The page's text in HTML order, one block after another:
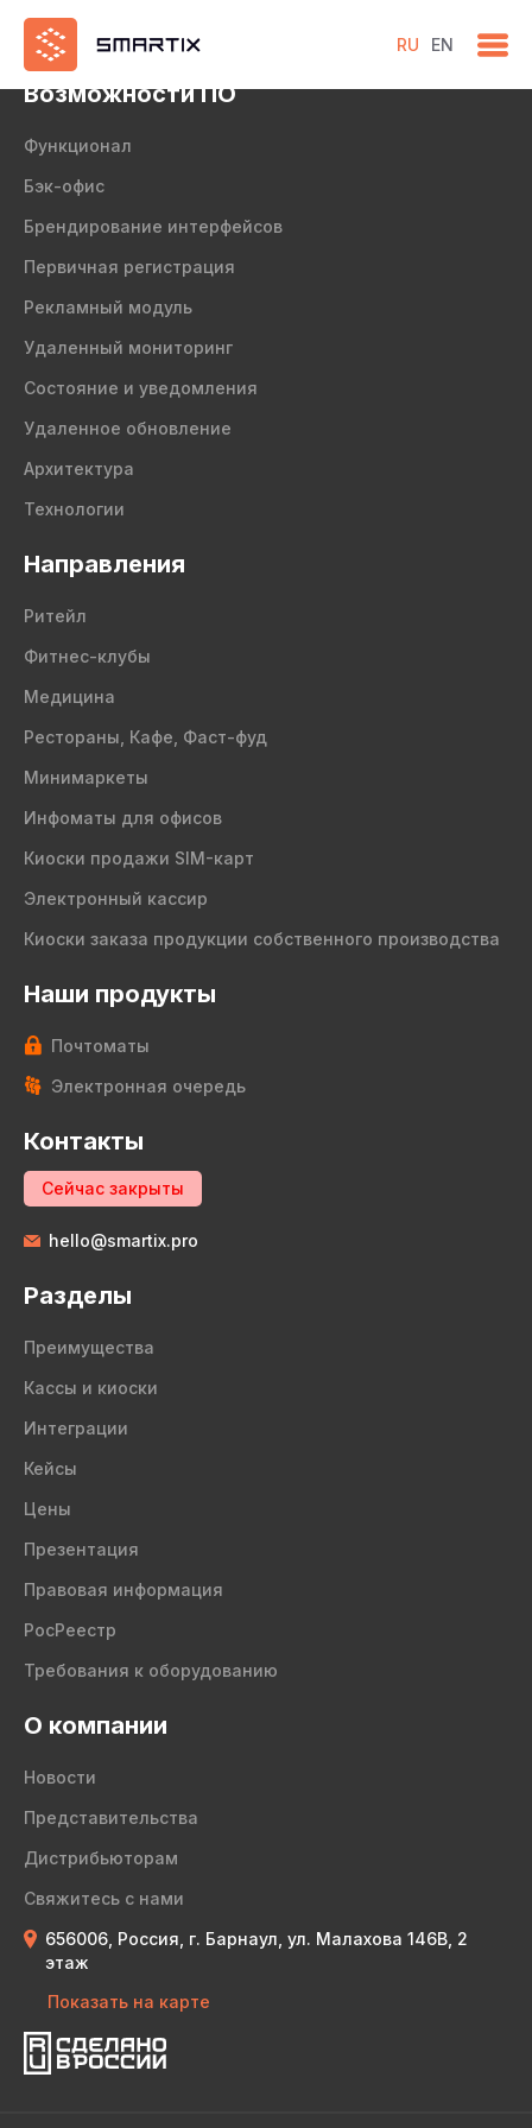
RU EN
test
Возможности ПО
Функционал
Бэк-офис
Брендирование интерфейсов
Первичная регистрация
Рекламный модуль
Удаленный мониторинг
Состояние и уведомления
Удаленное обновление
Архитектура
Технологии
Направления
Ритейл
Фитнес-клубы
Медицина
Рестораны, Кафе, Фаст-фуд
Минимаркеты
Инфоматы для офисов
Киоски продажи SIM-карт
Электронный кассир
Киоски заказа продукции собственного производства
Наши продукты
Почтоматы
Электронная очередь
Контакты
Сейчас закрыты
hello@smartix.pro
Разделы
Преимущества
Кассы и киоски
Интеграции
Кейсы
Цены
Презентация
Правовая информация
РосРеестр
Требования к оборудованию
О компании
Новости
Представительства
Дистрибьюторам
Свяжитесь с нами
656006, Россия, г. Барнаул, ул. Малахова 146В, 2
этаж
Показать на карте